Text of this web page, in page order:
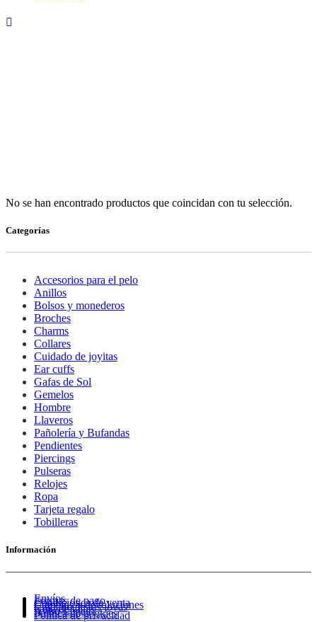
No se han encontrado productos que coincidan con tu selección.
Categorías
Accesorios para el pelo
Anillos
Bolsos y monederos
Broches
Charms
Collares
Cuidado de joyitas
Ear cuffs
Gafas de Sol
Gemelos
Hombre
Llaveros
Pañolería y Bufandas
Pendientes
Piercings
Pulseras
Relojes
Ropa
Tarjeta regalo
Tobilleras
Información
Envíos
Formas de pago
Condiciones de venta
Cambios y devoluciones
Cuidado de tus joyas
Guía de tallas
Aviso Legal
Política de cookies
Política de privacidad